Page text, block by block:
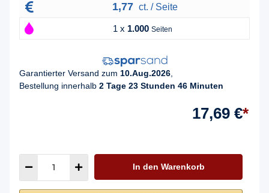
1,77 ct. / Seite
1 x 1.000 Seiten
Garantierter Versand zum 10.Aug.2026
Bestellung innerhalb 2 Tage 23 Stunden 46 Minuten
17,69 €*
In den Warenkorb